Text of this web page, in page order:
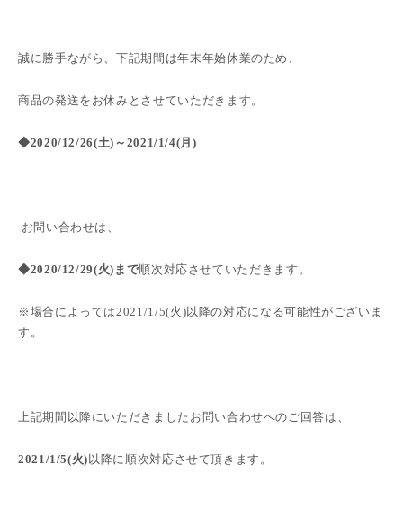
誠に勝手ながら、下記期間は年末年始休業のため、
商品の発送をお休みとさせていただきます。
◆2020/12/26(土) ～ 2021/1/4(月)
お問い合わせは、
◆2020/12/29(火)まで順次対応させていただきます。
※場合によっては2021/1/5(火)以降の対応になる可能性がございま
す。
上記期間以降にいただきましたお問い合わせへのご回答は、
2021/1/5(火) 以降に順次対応させて頂きます。